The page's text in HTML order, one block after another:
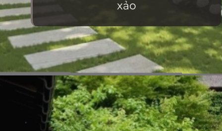
xảo
Đang mở https://vietnamxua.edu.vn/thiet-ke-san-vuon-nha-biet-thu